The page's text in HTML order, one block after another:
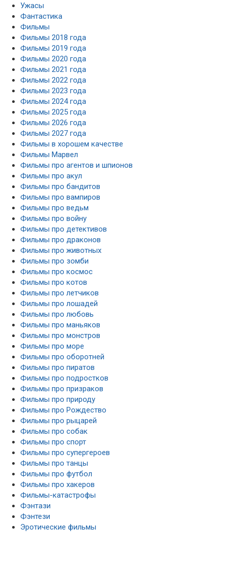
Ужасы
Фантастика
Фильмы
Фильмы 2018 года
Фильмы 2019 года
Фильмы 2020 года
Фильмы 2021 года
Фильмы 2022 года
Фильмы 2023 года
Фильмы 2024 года
Фильмы 2025 года
Фильмы 2026 года
Фильмы 2027 года
Фильмы в хорошем качестве
Фильмы Марвел
Фильмы про агентов и шпионов
Фильмы про акул
Фильмы про бандитов
Фильмы про вампиров
Фильмы про ведьм
Фильмы про войну
Фильмы про детективов
Фильмы про драконов
Фильмы про животных
Фильмы про зомби
Фильмы про космос
Фильмы про котов
Фильмы про летчиков
Фильмы про лошадей
Фильмы про любовь
Фильмы про маньяков
Фильмы про монстров
Фильмы про море
Фильмы про оборотней
Фильмы про пиратов
Фильмы про подростков
Фильмы про призраков
Фильмы про природу
Фильмы про Рождество
Фильмы про рыцарей
Фильмы про собак
Фильмы про спорт
Фильмы про супергероев
Фильмы про танцы
Фильмы про футбол
Фильмы про хакеров
Фильмы-катастрофы
Фэнтази
Фэнтези
Эротические фильмы